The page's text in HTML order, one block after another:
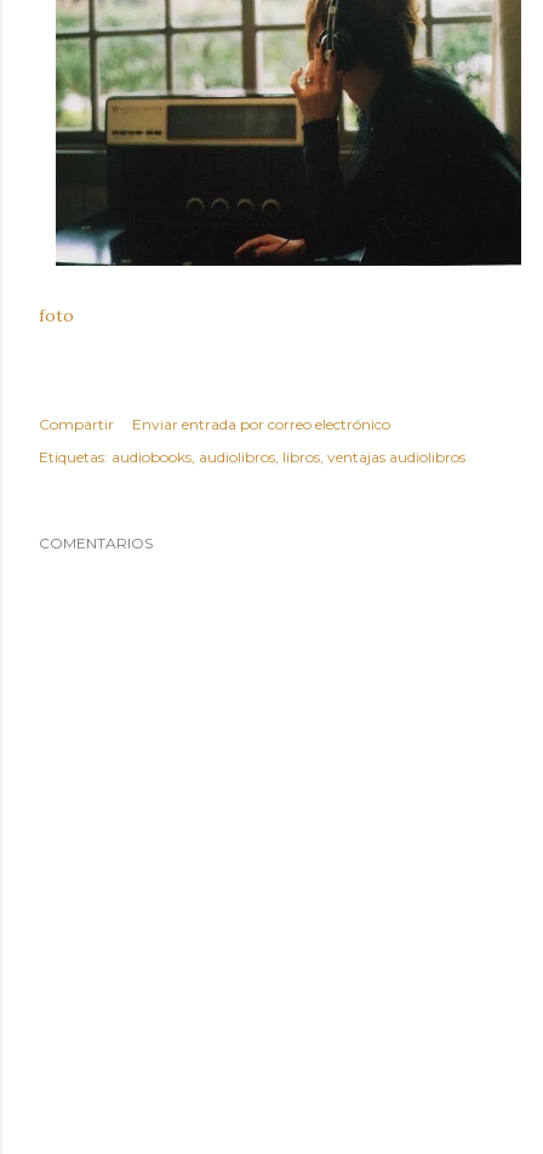
foto
Compartir
Enviar entrada por correo electrónico
Etiquetas: audiobooks audiolibros libros ventajas audiolibros
COMENTARIOS